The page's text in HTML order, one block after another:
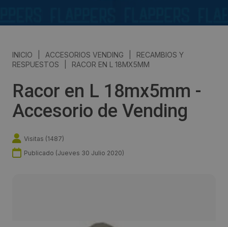
INICIO ACCESORIOS VENDING
RECAMBIOS Y
RESPUESTOS
RACOR EN L 18MX5MM
Racor en L 18mx5mm -
Accesorio de Vending
Visitas (1487)
Publicado (Jueves 30 Julio 2020)